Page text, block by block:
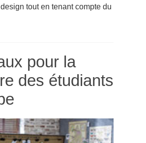
tout en tenant compte du
pour la
des étudiants